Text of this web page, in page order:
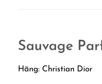
Sauvage
Hãng: Christian Dior